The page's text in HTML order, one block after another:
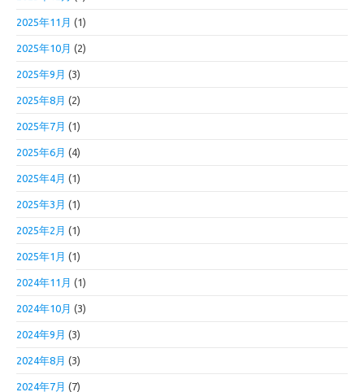
2025年11月 (1)
2025年10月 (2)
2025年9月 (3)
2025年8月 (2)
2025年7月 (1)
2025年6月 (4)
2025年4月 (1)
2025年3月 (1)
2025年2月 (1)
2025年1月 (1)
2024年11月 (1)
2024年10月 (3)
2024年9月 (3)
2024年8月 (3)
2024年7月 (7)